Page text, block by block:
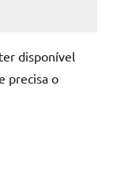
disponível
precisa o